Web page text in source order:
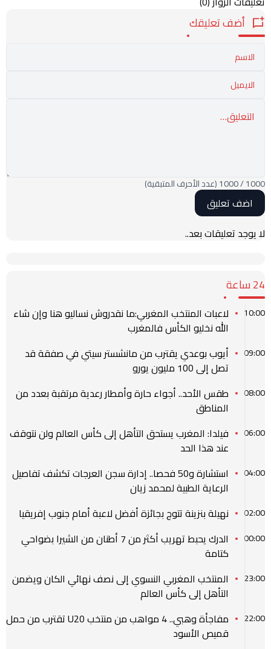
أضف تعليقك
1000
/
1000(عدد الأحرف المتبقية)
لا يوجد تعليقات بعد..
24 ساعة
10:00
لاعبات المنتخب المغربي:ما نقدروش نساليو هنا وإن شاء
الله نخليو الكأس فالمغرب
09:00
أيوب بوعدي يقترب من مانشستر سيتي في صفقة قد
تصل إلى 100 مليون يورو
08:00
طقس الأحد.. أجواء حارة وأمطار رعدية مرتقبة بعدد من
المناطق
06:00
فيلدا: المغرب يستحق التأهل إلى كأس العالم ولن نتوقف
عند هذا الحد
04:00
استشارة و50 فحصا.. إدارة سجن العرجات تكشف تفاصيل
الرعاية الطبية لمحمد زيان
02:00 نهيلة بنزينة تتوج بجائزة أفضل لاعبة أمام جنوب إفريقيا
00:00
الدرك يحبط تهريب أكثر من 7 أطنان من الشيرا بضواحي
كتامة
23:00
المنتخب المغربي النسوي إلى نصف نهائي الكان ويضمن
التأهل إلى كأس العالم
22:00
مفاجأة وهبي.. 4 مواهب من منتخب U20 تقترب من حمل
قميص الأسود